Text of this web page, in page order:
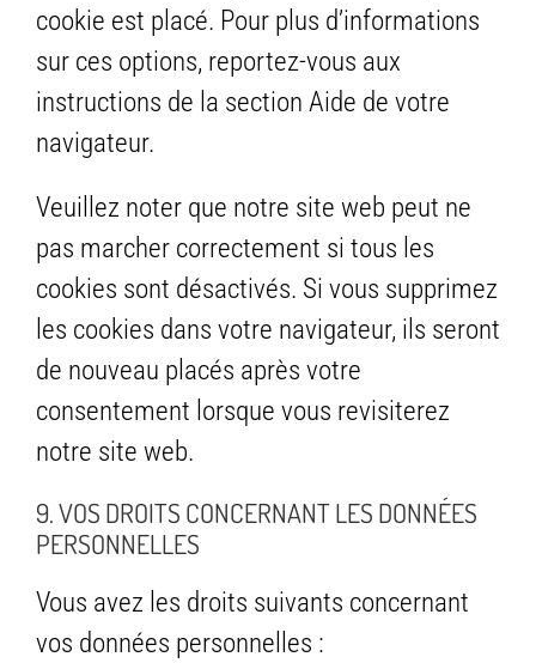
cookie est placé. Pour plus d’informations
sur ces options, reportez-vous aux
instructions de la section Aide de votre
navigateur.
Veuillez noter que notre site web peut ne
pas marcher correctement si tous les
cookies sont désactivés. Si vous supprimez
les cookies dans votre navigateur, ils seront
de nouveau placés après votre
consentement lorsque vous revisiterez
notre site web.
9. VOS DROITS CONCERNANT LES DONNÉES
PERSONNELLES
Vous avez les droits suivants concernant
vos données personnelles :